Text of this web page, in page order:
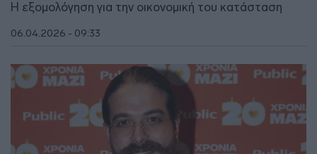
Η εξομολόγηση για την οικονομική του κατάσταση
06.04.2026 - 09:33